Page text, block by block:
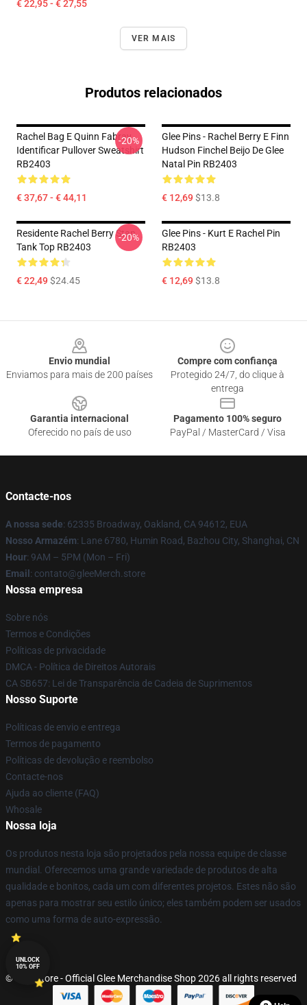
€ 22,95 - € 27,55
VER MAIS
Produtos relacionados
Rachel Bag E Quinn Fabray
Identificar Pullover Sweatshirt
RB2403
€ 37,67 - € 44,11
-20%
Glee Pins - Rachel Berry E Finn
Hudson Finchel Beijo De Glee
Natal Pin RB2403
€ 12,69$13.8
Residente Rachel Berry Stan
Tank Top RB2403
€ 22,49$24.45
-20%
Glee Pins - Kurt E Rachel Pin
RB2403
€ 12,69$13.8
Envio mundial
Enviamos para mais de 200 países
Compre com confiança
Protegido 24/7, do clique à
entrega
Garantia internacional
Oferecido no país de uso
Pagamento 100% seguro
PayPal / MasterCard / Visa
Contacte-nos
A nossa sede: 62335 Broadway, Oakland, CA 94612, EUA
Nosso Armazém: Lane 6780, Humin Road, Bazhou City, Shanghai, CN
Hour: 9AM – 5PM (Mon – Fri)
Email : contato@gleeMerch.store
Nossa empresa
Sobre nós
Termos e Condições
Políticas de privacidade
DMCA - Política de Direitos Autorais
CA SB657: Lei de Transparência de Cadeia de Suprimentos
Nosso Suporte
Políticas de envio e entrega
Termos de pagamento
Políticas de devolução e reembolso
Contacte-nos
Ajuda ao cliente (FAQ)
Whosale
Nossa loja
Os produtos nesta loja são projetados pela nossa equipe de classe
mundial. Oferecemos uma grande variedade de produtos de alta
qualidade e bonitos, cada um com diferentes projetos. Estes não são
apenas para mostrar seu estilo único; eles também podem ser usados
como uma forma de auto-expressão.
© Glee Store - Official Glee Merchandise Shop 2026 all rights reserved
UNLOCK
10% OFF